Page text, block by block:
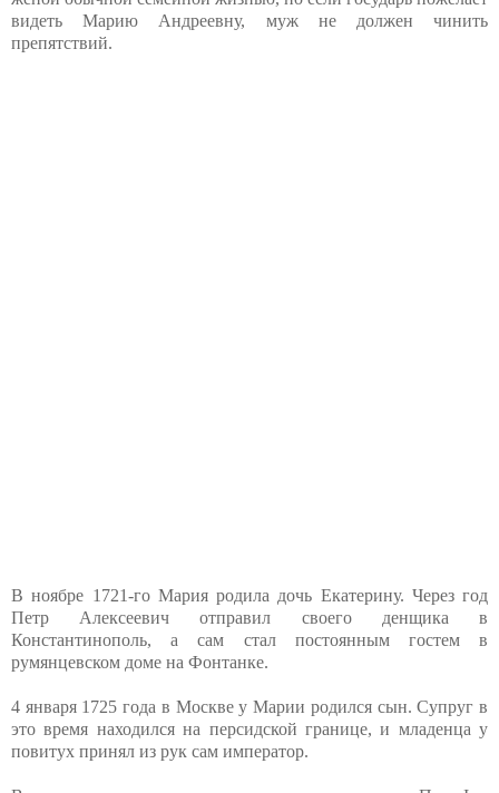
видеть Марию Андреевну, муж не должен чинить
препятствий.
В ноябре 1721-го Мария родила дочь Екатерину. Через год
Петр Алексеевич отправил своего денщика в
Константинополь, а сам стал постоянным гостем в
румянцевском доме на Фонтанке.
4 января 1725 года в Москве у Марии родился сын. Супруг в
это время находился на персидской границе, и младенца у
повитух принял из рук сам император.